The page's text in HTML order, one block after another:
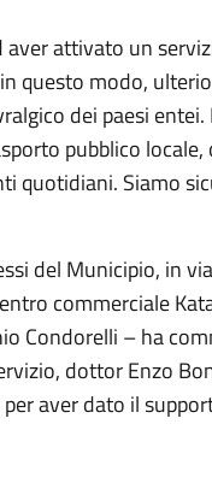
attivato un
questo modo,
dei paesi entei.
pubblico
quotidiani. Siamo
del Municipio, in
commerciale
Condorelli – ha
dottor Enzo
aver dato il